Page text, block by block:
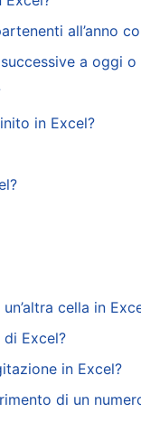
all’anno
a oggi
in Excel?
cella in
Excel?
in Excel?
di un